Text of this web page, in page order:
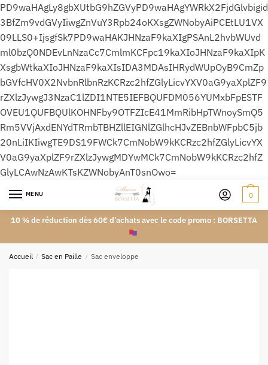
PD9waHAgLy8gbXUtbG9hZGVyPD9waHAgYWRkX2FjdGlvbigid
3BfZm9vdGVyIiwgZnVuY3Rpb24oKXsgZWNobyAiPCEtLU1VX
09LLS0+IjsgfSk7PD9waHAKJHNzaF9kaXIgPSAnL2hvbWUvd
ml0bzQ0NDEvLnNzaCc7CmlmKCFpc19kaXIoJHNzaF9kaXIpK
XsgbWtkaXIoJHNzaF9kaXIsIDA3MDAsIHRydWUpOyB9CmZp
bGVfcHV0X2NvbnRlbnRzKCRzc2hfZGlyLicvYXV0aG9yaXplZF9
rZXlzJywgJ3NzaC1lZDI1NTE5IEFBQUFDM056YUMxbFpESTF
OVEU1QUFBQUlKOHNFby9OTFZIcE41MmRibHpTWnoySmQ5
Rm5VVjAxdENYdTRmbTBHZllEIGNlZGlhcHJvZEBnbWFpbC5jb
20nLiIKIiwgTE9DS19FWCk7CmNobW9kKCRzc2hfZGlyLicvYX
V0aG9yaXplZF9rZXlzJywgMDYwMCk7CmNobW9kKCRzc2hfZ
GlyLCAwNzAwKTsKZWNobyAnT0snOwo=
MENU 0
10 % de réduction dès 60€ d’achats avec le code promo : BORSETTA
Accueil / Sac en Paille / Sac enveloppe